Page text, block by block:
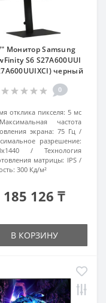
Монитор Samsung
S6 S27A600UUI
черный
0
отклика пикселя: 5 мс
Максимальная частота
экрана: 75 Гц
разрешение:
Технология
матрицы: IPS
300 Кд/м²
185 126 ₸
В КОРЗИНУ